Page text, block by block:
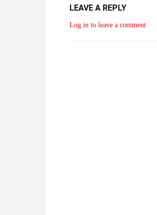
LEAVE A REPLY
Log in to leave a comment